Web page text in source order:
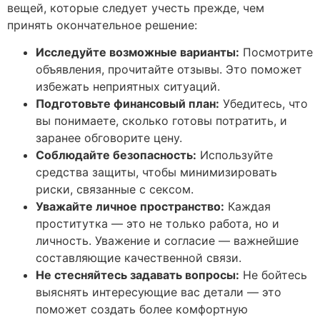
вещей, которые следует учесть прежде, чем
принять окончательное решение:
Исследуйте возможные варианты: Посмотрите
объявления, прочитайте отзывы. Это поможет
избежать неприятных ситуаций.
Подготовьте финансовый план: Убедитесь, что
вы понимаете, сколько готовы потратить, и
заранее обговорите цену.
Соблюдайте безопасность: Используйте
средства защиты, чтобы минимизировать
риски, связанные с сексом.
Уважайте личное пространство: Каждая
проститутка — это не только работа, но и
личность. Уважение и согласие — важнейшие
составляющие качественной связи.
Не стесняйтесь задавать вопросы: Не бойтесь
выяснять интересующие вас детали — это
поможет создать более комфортную